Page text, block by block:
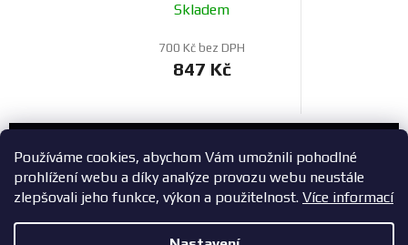
Používáme cookies, abychom Vám umožnili pohodlné
prohlížení webu a díky analýze provozu webu neustále
zlepšovali jeho funkce, výkon a použitelnost. Více informací
Skladem
700 Kč bez DPH
847 Kč
Zákaznický servis
+420 603 785 748